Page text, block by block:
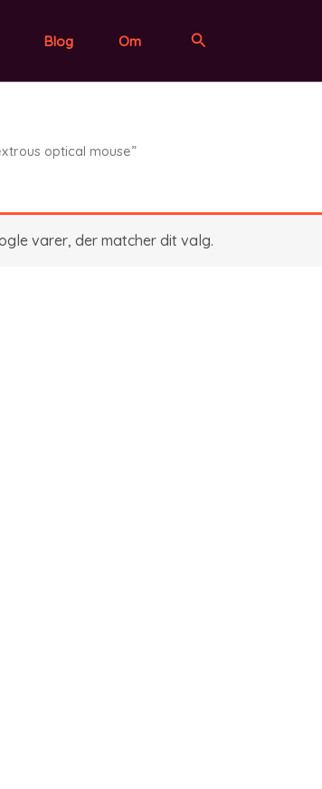
Blog Om Søg
optical mouse”
varer, der matcher dit valg.